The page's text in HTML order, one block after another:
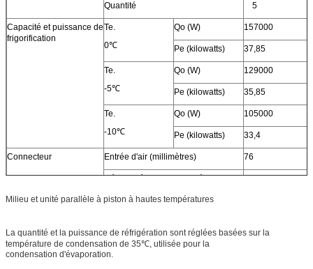
Quantité 5
Capacité et puissance de
frigorification
Te.
0℃
Qo (W) 157000
Pe (kilowatts) 37,85
Te.
-5℃
Qo (W) 129000
Pe (kilowatts) 35,85
Te.
-10℃
Qo (W) 105000
Pe (kilowatts) 33,4
Connecteur Entrée d'air (millimètres) 76
Débouché liquide (millimètre) 28
Bouche d'air (millimètres)
Dimension hors-tout L (millimètre)
Milieu et unité parallèle à piston à hautes températures
La quantité et la puissance de réfrigération sont réglées basées sur la
température de condensation de 35℃, utilisée pour la
condensation d'évaporation.